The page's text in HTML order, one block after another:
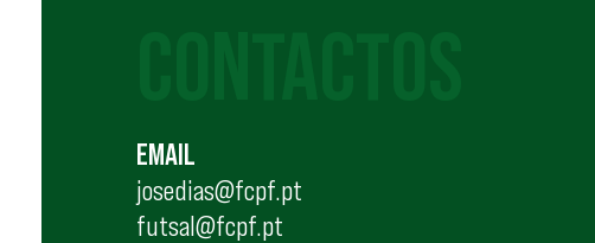
EMAIL
josedias@fcpf.pt
futsal@fcpf.pt